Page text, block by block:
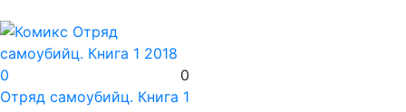
0
0
Отряд самоубийц. Книга 1